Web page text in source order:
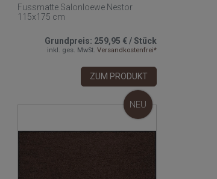
Fussmatte Salonloewe Nestor
115x175 cm
Grundpreis: 259,95 €/Stück
inkl. ges. MwSt. Versandkostenfrei*
ZUM PRODUKT
NEU